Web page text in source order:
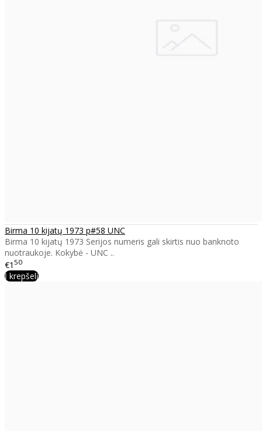
Birma 10 kijatų 1973 p#58 UNC
Birma 10 kijatų 1973 Serijos numeris gali skirtis nuo banknoto
nuotraukoje. Kokybė - UNC ..
€1 50
Į krepšelį